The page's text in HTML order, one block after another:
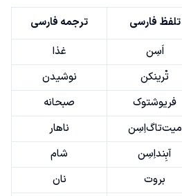
تلفظ فارسی
ترجمه فارسی
اَسِن
غذا
تْرینکن
نوشیدن
فریوشتوک
صبحانه
میت‌تاگ‌اِسِن
ناهار
آبِند‌اِسِن
شام
بروت
نان